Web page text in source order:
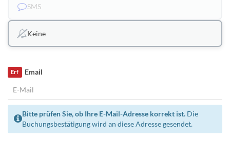
SMS
Keine
Email
Erf
Bitte prüfen Sie, ob Ihre E-Mail-Adresse korrekt ist. Die
Buchungsbestätigung wird an diese Adresse gesendet.